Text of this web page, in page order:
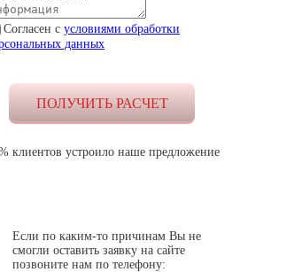
Согласен с условиями обработки
данных
клиентов устроило наше предложение
Если по каким-то причинам Вы не
смогли оставить заявку на сайте
позвоните нам по телефону: